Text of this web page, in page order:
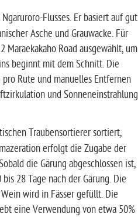
Flusses. Er basiert auf gut
Asche und Grauwacke. Für
Road ausgewählt, um
beginnt mit dem Schnitt. Die
Rute und manuelles Entfernen
und Sonneneinstrahlung
Traubensortierer sortiert,
erfolgt die Zugabe der
die Gärung abgeschlossen ist,
28 Tage nach der Gärung. Die
wird in Fässer gefüllt. Die
eine Verwendung von etwa 50%